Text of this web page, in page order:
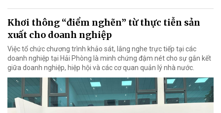
Khơi thông “điểm nghẽn” từ thực tiễn sản
xuất cho doanh nghiệp
Việc tổ chức chương trình khảo sát, lắng nghe trực tiếp tại các
doanh nghiệp tại Hải Phòng là minh chứng đậm nét cho sự gắn kết
giữa doanh nghiệp, hiệp hội và các cơ quan quản lý nhà nước.